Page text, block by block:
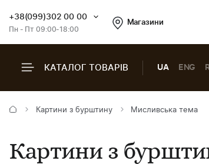
+38(099)302 00 00
Пн - Пт 09:00-18:00
Магазини
КАТАЛОГ ТОВАРІВ UA ENG
Картини з бурштину Мисливська тема
Картини з